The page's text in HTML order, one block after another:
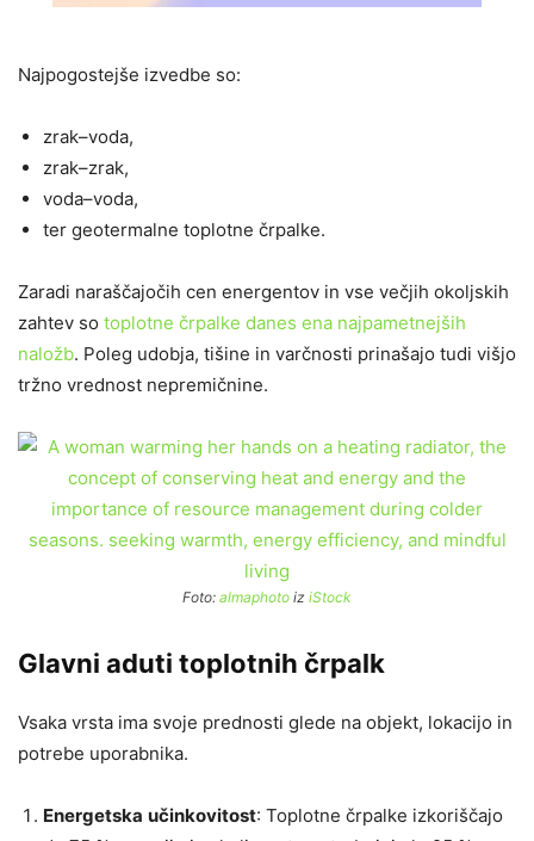
Najpogostejše izvedbe so:
zrak–voda,
zrak–zrak,
voda–voda,
ter geotermalne toplotne črpalke.
Zaradi naraščajočih cen energentov in vse večjih okoljskih
zahtev so toplotne črpalke danes ena najpametnejših
naložb. Poleg udobja, tišine in varčnosti prinašajo tudi višjo
tržno vrednost nepremičnine.
Foto: almaphoto iz iStock
Glavni aduti toplotnih črpalk
Vsaka vrsta ima svoje prednosti glede na objekt, lokacijo in
potrebe uporabnika.
Energetska učinkovitost: Toplotne črpalke izkoriščajo